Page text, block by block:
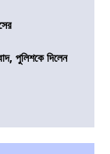
পুলিশকে দিলেন